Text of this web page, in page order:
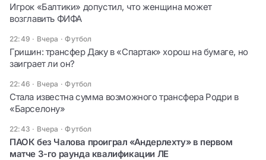
Игрок «Балтики» допустил, что женщина может
возглавить ФИФА
22:49 · Вчера ·Футбол
Гришин: трансфер Даку в «Спартак» хорош на бумаге, но
заиграет ли он?
22:46 · Вчера ·Футбол
Стала известна сумма возможного трансфера Родри в
«Барселону»
22:43 · Вчера ·Футбол
ПАОК без Чалова проиграл «Андерлехту» в первом
матче 3-го раунда квалификации ЛЕ